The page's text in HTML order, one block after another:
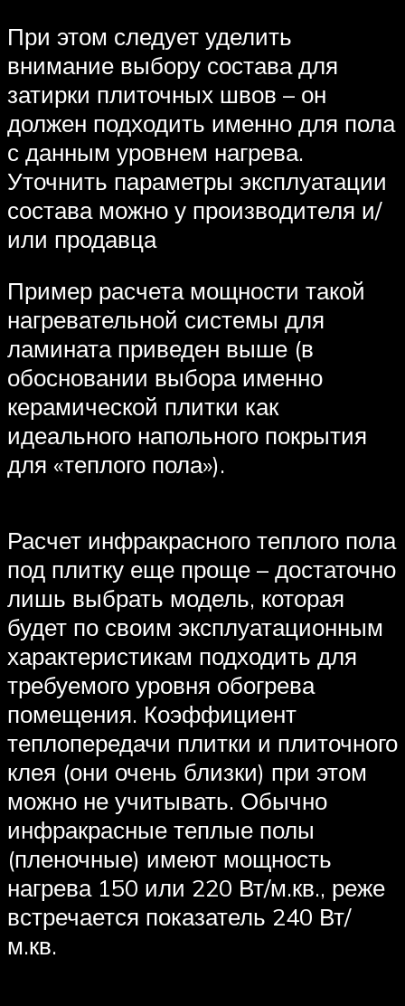
При этом следует уделить
внимание выбору состава для
затирки плиточных швов – он
должен подходить именно для пола
с данным уровнем нагрева.
Уточнить параметры эксплуатации
состава можно у производителя и/
или продавца
Пример расчета мощности такой
нагревательной системы для
ламината приведен выше (в
обосновании выбора именно
керамической плитки как
идеального напольного покрытия
для «теплого пола»).
Расчет инфракрасного теплого пола
под плитку еще проще – достаточно
лишь выбрать модель, которая
будет по своим эксплуатационным
характеристикам подходить для
требуемого уровня обогрева
помещения. Коэффициент
теплопередачи плитки и плиточного
клея (они очень близки) при этом
можно не учитывать. Обычно
инфракрасные теплые полы
(пленочные) имеют мощность
нагрева 150 или 220 Вт/м.кв., реже
встречается показатель 240 Вт/
м.кв.